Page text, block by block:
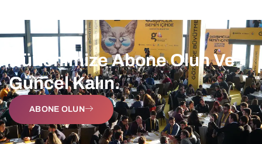
Bültenimize Abone Olun Ve
Güncel Kalın.
ABONE OLUN